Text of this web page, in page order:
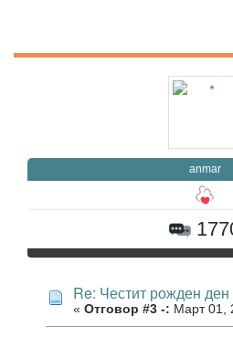
anmar
Re: Честит рожден
« Отговор #3 -: Март 01,